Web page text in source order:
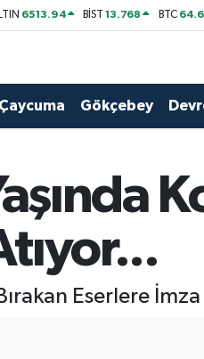
6513.94 BİST13.768 BTC
Çaycuma Gökçebey
Eserlere İmza